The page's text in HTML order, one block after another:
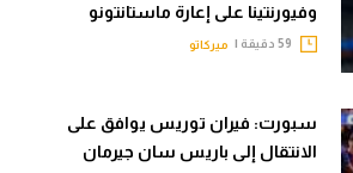
وفيورنتينا على إعارة ماستانتونو
ميركاتو
سبورت: فيران توريس يوافق على
الانتقال إلى باريس سان جيرمان